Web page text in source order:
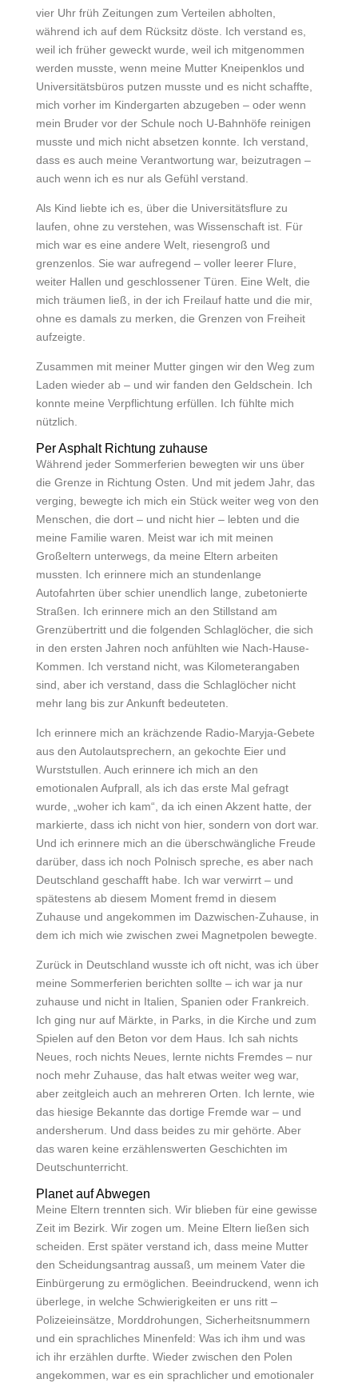
vier Uhr früh Zeitungen zum Verteilen abholten,
während ich auf dem Rücksitz döste. Ich verstand es,
weil ich früher geweckt wurde, weil ich mitgenommen
werden musste, wenn meine Mutter Kneipenklos und
Universitätsbüros putzen musste und es nicht schaffte,
mich vorher im Kindergarten abzugeben – oder wenn
mein Bruder vor der Schule noch U-Bahnhöfe reinigen
musste und mich nicht absetzen konnte. Ich verstand,
dass es auch meine Verantwortung war, beizutragen –
auch wenn ich es nur als Gefühl verstand.
Als Kind liebte ich es, über die Universitätsflure zu
laufen, ohne zu verstehen, was Wissenschaft ist. Für
mich war es eine andere Welt, riesengroß und
grenzenlos. Sie war aufregend – voller leerer Flure,
weiter Hallen und geschlossener Türen. Eine Welt, die
mich träumen ließ, in der ich Freilauf hatte und die mir,
ohne es damals zu merken, die Grenzen von Freiheit
aufzeigte.
Zusammen mit meiner Mutter gingen wir den Weg zum
Laden wieder ab – und wir fanden den Geldschein. Ich
konnte meine Verpflichtung erfüllen. Ich fühlte mich
nützlich.
Per Asphalt Richtung zuhause
Während jeder Sommerferien bewegten wir uns über
die Grenze in Richtung Osten. Und mit jedem Jahr, das
verging, bewegte ich mich ein Stück weiter weg von den
Menschen, die dort – und nicht hier – lebten und die
meine Familie waren. Meist war ich mit meinen
Großeltern unterwegs, da meine Eltern arbeiten
mussten. Ich erinnere mich an stundenlange
Autofahrten über schier unendlich lange, zubetonierte
Straßen. Ich erinnere mich an den Stillstand am
Grenzübertritt und die folgenden Schlaglöcher, die sich
in den ersten Jahren noch anfühlten wie Nach-Hause-
Kommen. Ich verstand nicht, was Kilometerangaben
sind, aber ich verstand, dass die Schlaglöcher nicht
mehr lang bis zur Ankunft bedeuteten.
Ich erinnere mich an krächzende Radio-Maryja-Gebete
aus den Autolautsprechern, an gekochte Eier und
Wurststullen. Auch erinnere ich mich an den
emotionalen Aufprall, als ich das erste Mal gefragt
wurde, „woher ich kam“, da ich einen Akzent hatte, der
markierte, dass ich nicht von hier, sondern von dort war.
Und ich erinnere mich an die überschwängliche Freude
darüber, dass ich noch Polnisch spreche, es aber nach
Deutschland geschafft habe. Ich war verwirrt – und
spätestens ab diesem Moment fremd in diesem
Zuhause und angekommen im Dazwischen-Zuhause, in
dem ich mich wie zwischen zwei Magnetpolen bewegte.
Zurück in Deutschland wusste ich oft nicht, was ich über
meine Sommerferien berichten sollte – ich war ja nur
zuhause und nicht in Italien, Spanien oder Frankreich.
Ich ging nur auf Märkte, in Parks, in die Kirche und zum
Spielen auf den Beton vor dem Haus. Ich sah nichts
Neues, roch nichts Neues, lernte nichts Fremdes – nur
noch mehr Zuhause, das halt etwas weiter weg war,
aber zeitgleich auch an mehreren Orten. Ich lernte, wie
das hiesige Bekannte das dortige Fremde war – und
andersherum. Und dass beides zu mir gehörte. Aber
das waren keine erzählenswerten Geschichten im
Deutschunterricht.
Planet auf Abwegen
Meine Eltern trennten sich. Wir blieben für eine gewisse
Zeit im Bezirk. Wir zogen um. Meine Eltern ließen sich
scheiden. Erst später verstand ich, dass meine Mutter
den Scheidungsantrag aussaß, um meinem Vater die
Einbürgerung zu ermöglichen. Beeindruckend, wenn ich
überlege, in welche Schwierigkeiten er uns ritt –
Polizeieinsätze, Morddrohungen, Sicherheitsnummern
und ein sprachliches Minenfeld: Was ich ihm und was
ich ihr erzählen durfte. Wieder zwischen den Polen
angekommen, war es ein sprachlicher und emotionaler